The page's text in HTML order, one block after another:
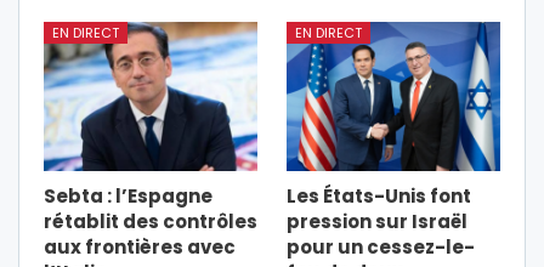
EN DIRECT
Sebta : l’Espagne
rétablit des contrôles
aux frontières avec
EN DIRECT
Les États-Unis font
pression sur Israël
pour un cessez-le-